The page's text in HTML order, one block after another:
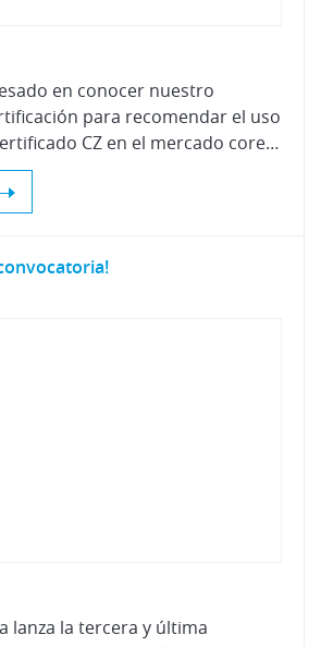
en conocer nuestro
para recomendar el uso
del Recambio Certificado CZ en el mercado coreano.
lanza la tercera y última